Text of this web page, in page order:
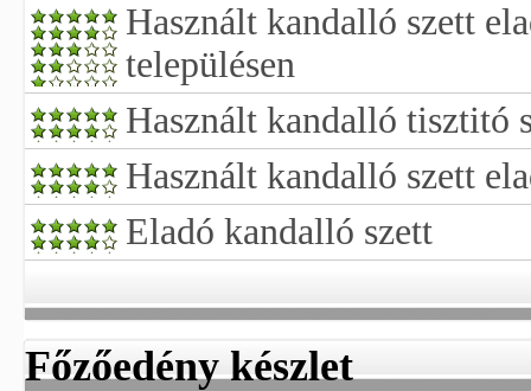
Használt kandalló szett
településen
Használt kandalló tisztitó
Használt kandalló szett
Eladó kandalló szett
Főzőedény készlet